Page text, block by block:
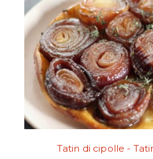
Tatin di cipolle -